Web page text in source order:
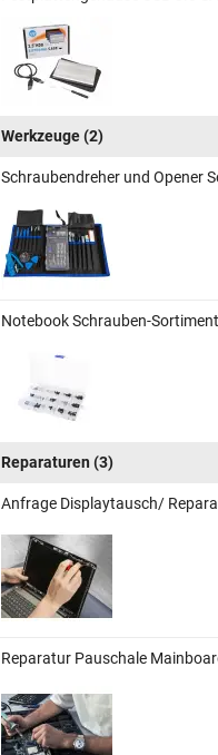
Werkzeuge(2)
Schraubendreher und Opener
Notebook Schrauben-
Reparaturen (3)
Anfrage Displaytausch/
Reparatur Pauschale